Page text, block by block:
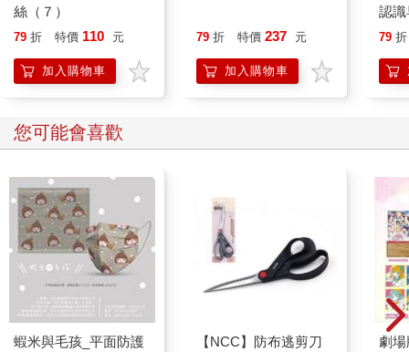
絲（７）
79 折 特價 110 元
加入購物車
書附贈聽力音檔
79 折 特價 237 元
加入購物車
認
確
79 折
您可能會喜歡
蝦米與毛孩_平面防護
【NCC】防布逃剪刀
劇